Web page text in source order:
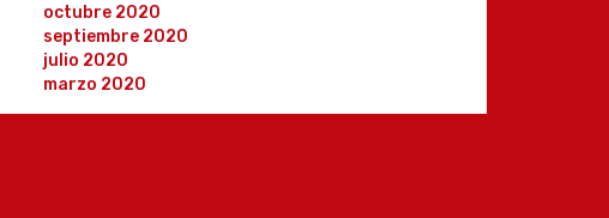
octubre 2020
septiembre 2020
julio 2020
marzo 2020